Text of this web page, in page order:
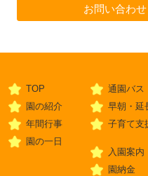
お問い合わせ
TOP
園の紹介
年間行事
園の一日
通園バス
早朝・延
子育て支
入園案内
園納金